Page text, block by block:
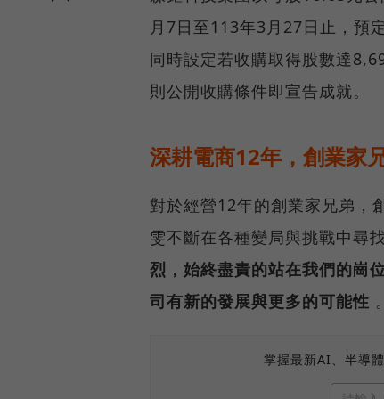
月7日至113年3月27日止，預
同時設定若收購取得股數達
則公開收購條件即宣告成就。
深耕電商12年，創業家
對於經營12年的創業家兄弟，
雯不斷在各種變局與挑戰中尋
烈，始終盡責的站在我們的崗
司有新的發展與更多的可能性 。
掌握最新AI、半導